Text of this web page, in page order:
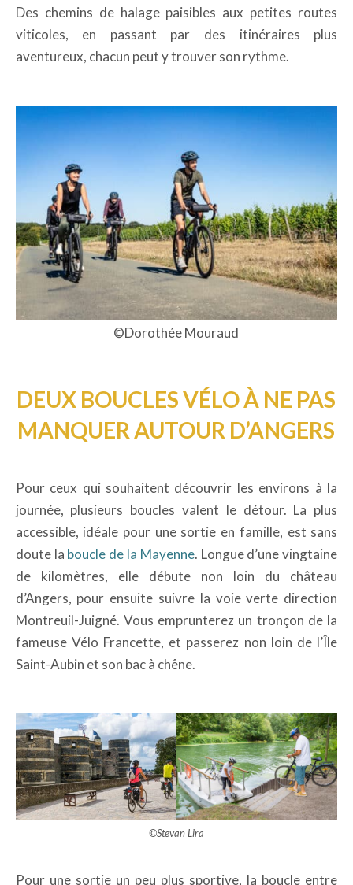
Des chemins de halage paisibles aux petites routes
viticoles, en passant par des itinéraires plus
aventureux, chacun peut y trouver son rythme.
©Dorothée Mouraud
DEUX BOUCLES VÉLO À NE PAS
MANQUER AUTOUR D’ANGERS
Pour ceux qui souhaitent découvrir les environs à la
journée, plusieurs boucles valent le détour. La plus
accessible, idéale pour une sortie en famille, est sans
doute la boucle de la Mayenne. Longue d’une vingtaine
de kilomètres, elle débute non loin du château
d’Angers, pour ensuite suivre la voie verte direction
Montreuil-Juigné. Vous emprunterez un tronçon de la
fameuse Vélo Francette, et passerez non loin de l’Île
Saint-Aubin et son bac à chêne.
©Stevan Lira
Pour une sortie un peu plus sportive, la boucle entre